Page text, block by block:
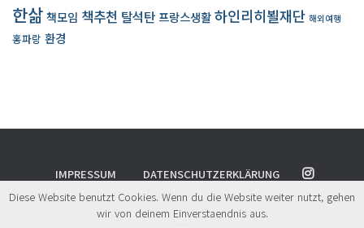
한삶책모임 책추천 탈석탄 프랑스생활하인리히뵐재단 해외여행
홍파랑 환경
IMPRESSUM DATENSCHUTZERKLÄRUNG
© 2024UMWELT.All rights reserved.
Diese Website benutzt Cookies. Wenn du die Website weiter nutzt, gehen
wir von deinem Einverstaendnis aus.